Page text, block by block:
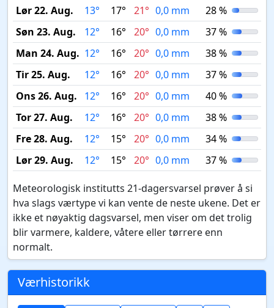
Lør 22. Aug. 13° 17° 21° 0,0 mm
28 %
Søn 23. Aug.
12° 16° 20° 0,0 mm
37 %
Man 24. Aug. 12° 16° 20° 0,0 mm
38 %
Tir 25. Aug.
12° 16° 20° 0,0 mm
37 %
Ons 26. Aug.
12° 16° 20° 0,0 mm
40 %
Tor 27. Aug.
12° 16° 20° 0,0 mm
38 %
Fre 28. Aug.
12° 15° 20° 0,0 mm
34 %
Lør 29. Aug.
12° 15° 20° 0,0 mm 37 %
Meteorologisk institutts 21-dagersvarsel prøver å si
hva slags værtype vi kan vente de neste ukene. Det er
ikke et nøyaktig dagsvarsel, men viser om det trolig
blir varmere, kaldere, våtere eller tørrere enn
normalt.
Værhistorikk